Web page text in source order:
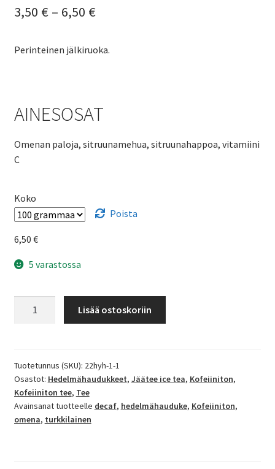
3,50 € – 6,50 €Hintaluokka:
-
Perinteinen jälkiruoka.
AINESOSAT
Omenan paloja, sitruunamehua, sitruunahappoa, vitamiini
C
Koko
Poista
6,50 €
5 varastossa
Lisää ostoskoriin
Tuotetunnus (SKU): 22hyh-1-1
Osastot: Hedelmähaudukkeet, Jäätee ice tea, Kofeiiniton,
Kofeiiniton tee, Tee
Avainsanat tuotteelle decaf, hedelmähauduke, Kofeiiniton,
omena, turkkilainen